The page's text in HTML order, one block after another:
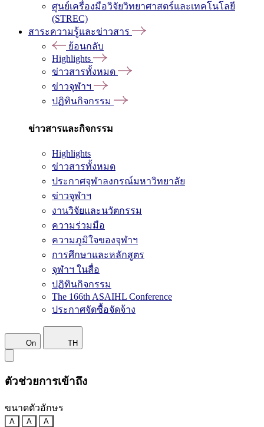
ศูนย์เครื่องมือวิจัยวิทยาศาสตร์และเทคโนโลยี
(STREC)
สาระความรู้และข่าวสาร
ย้อนกลับ
Highlights
ข่าวสารทั้งหมด
ข่าวจุฬาฯ
ปฏิทินกิจกรรม
ข่าวสารและกิจกรรม
Highlights
ข่าวสารทั้งหมด
ประกาศจุฬาลงกรณ์มหาวิทยาลัย
ข่าวจุฬาฯ
งานวิจัยและนวัตกรรม
ความร่วมมือ
ความภูมิใจของจุฬาฯ
การศึกษาและหลักสูตร
จุฬาฯ ในสื่อ
ปฏิทินกิจกรรม
The 166th ASAIHL Conference
ประกาศจัดซื้อจัดจ้าง
On TH
ตัวช่วยการเข้าถึง
ขนาดตัวอักษร
A A A